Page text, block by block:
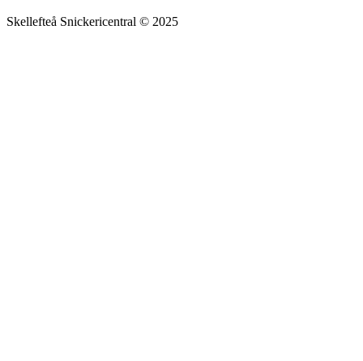
Skellefteå Snickericentral © 2025